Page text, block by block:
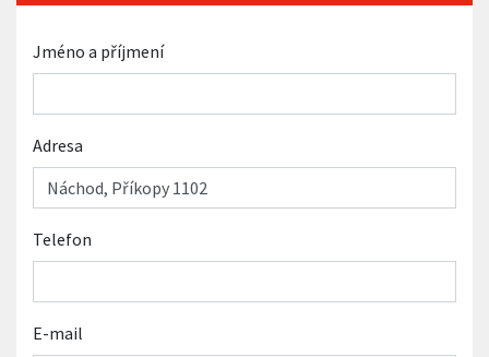
Jméno a příjmení
Adresa
Telefon
E-mail